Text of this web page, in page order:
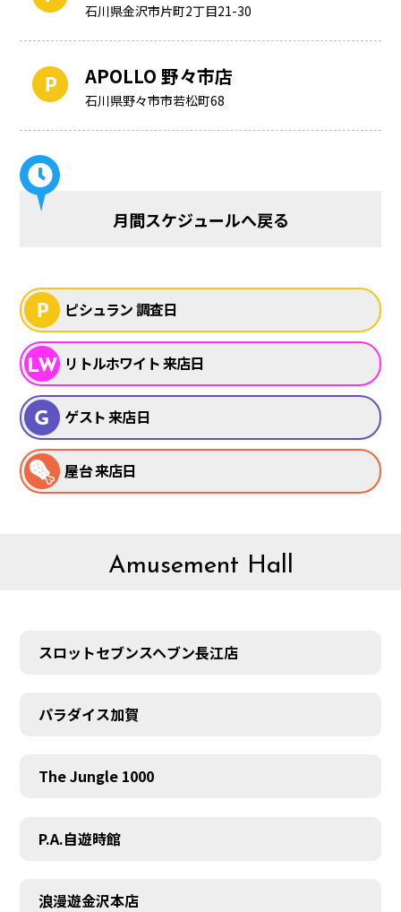
石川県金沢市片町2丁目21-30
APOLLO 野々市店
石川県野々市市若松町68
月間スケジュールへ戻る
ピシュラン 調査日
リトルホワイト 来店日
ゲスト 来店日
屋台 来店日
Amusement Hall
スロットセブンスヘブン長江店
パラダイス加賀
The Jungle 1000
P.A.自遊時館
浪漫遊金沢本店